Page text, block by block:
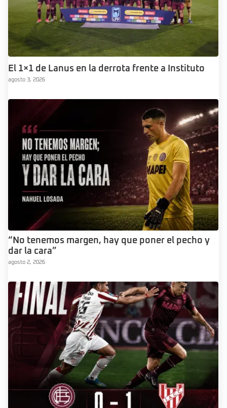
El 1×1 de Lanus en la derrota frente a Instituto
agosto 3, 2026
“No tenemos margen, hay que poner el pecho y
dar la cara”
agosto 2, 2026